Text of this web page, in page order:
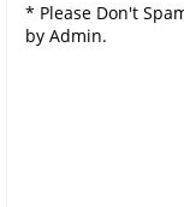
* Please Don't
by Admin.